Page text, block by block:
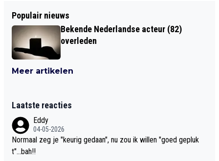
Populair nieuws
Bekende Nederlandse acteur (82)
overleden
Meer artikelen
Laatste reacties
Eddy
04-05-2026
Normaal zeg je "keurig gedaan", nu zou ik willen "goed gepluk
t"...bah!!